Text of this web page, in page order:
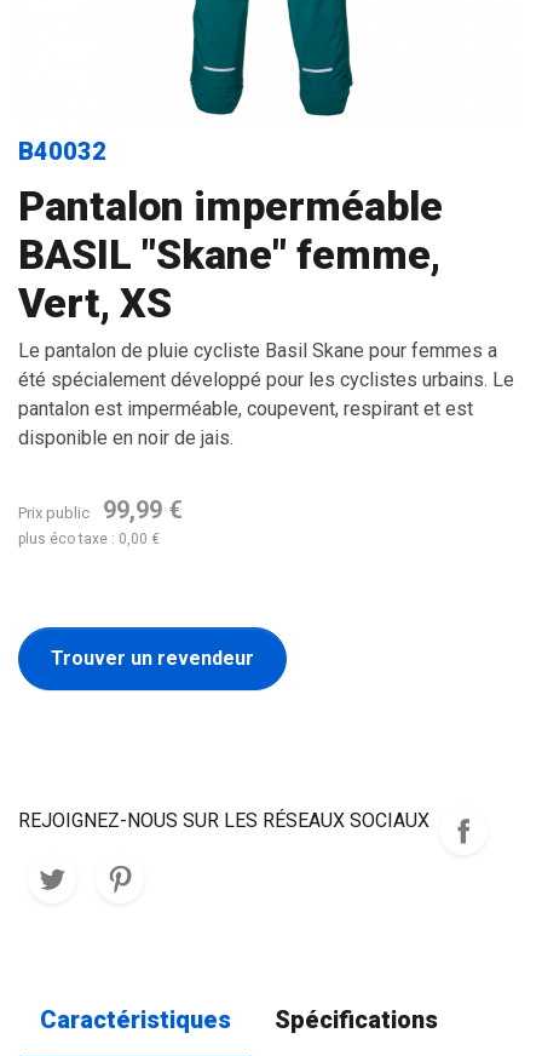
B40032
Pantalon imperméable
BASIL "Skane" femme,
Vert, XS
Le pantalon de pluie cycliste Basil Skane pour femmes a
été spécialement développé pour les cyclistes urbains. Le
pantalon est imperméable, coupevent, respirant et est
disponible en noir de jais.
Prix public 99,99 €
plus éco taxe : 0,00 €
Trouver un revendeur
REJOIGNEZ-NOUS SUR LES RÉSEAUX SOCIAUX
Caractéristiques Spécifications